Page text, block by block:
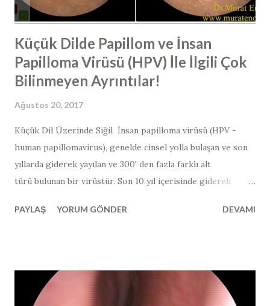
cisimleri, mikroorgan...
Küçük Dilde Papillom ve İnsan
Papilloma Virüsü (HPV) İle İlgili Çok
Bilinmeyen Ayrıntılar!
Ağustos 20, 2017
Küçük Dil Üzerinde Siğil İnsan papilloma virüsü (HPV -
human papillomavirus​), genelde cinsel yolla bulaşan ve son
yıllarda giderek yayılan ve 300' den fazla farklı alt
türü bulunan bir virüstür. Son 10 yıl içerisinde giderek
grupları "siğil" ya da "papillom" olarak adlandırılan
"olası yüksek riskli" ve "düşük riskli" olarak üç alt gruba
ayrılmaktadır (yüksek riskli tipler >> tip 16, 18, 31, 33, 35, 39,
PAYLAŞ YORUM GÖNDER DEVAMI